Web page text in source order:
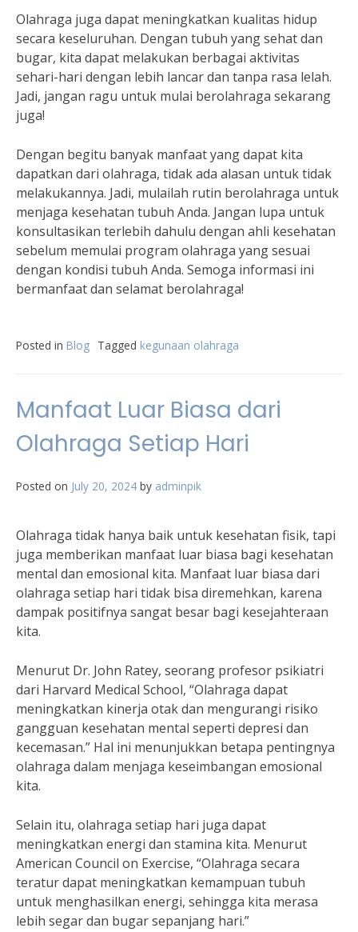
Olahraga juga dapat meningkatkan kualitas hidup
secara keseluruhan. Dengan tubuh yang sehat dan
bugar, kita dapat melakukan berbagai aktivitas
sehari-hari dengan lebih lancar dan tanpa rasa lelah.
Jadi, jangan ragu untuk mulai berolahraga sekarang
juga!
Dengan begitu banyak manfaat yang dapat kita
dapatkan dari olahraga, tidak ada alasan untuk tidak
melakukannya. Jadi, mulailah rutin berolahraga untuk
menjaga kesehatan tubuh Anda. Jangan lupa untuk
konsultasikan terlebih dahulu dengan ahli kesehatan
sebelum memulai program olahraga yang sesuai
dengan kondisi tubuh Anda. Semoga informasi ini
bermanfaat dan selamat berolahraga!
Posted in Blog Tagged kegunaan olahraga
Manfaat Luar Biasa dari
Olahraga Setiap Hari
Posted on July 20, 2024 by adminpik
Olahraga tidak hanya baik untuk kesehatan fisik, tapi
juga memberikan manfaat luar biasa bagi kesehatan
mental dan emosional kita. Manfaat luar biasa dari
olahraga setiap hari tidak bisa diremehkan, karena
dampak positifnya sangat besar bagi kesejahteraan
kita.
Menurut Dr. John Ratey, seorang profesor psikiatri
dari Harvard Medical School, “Olahraga dapat
meningkatkan kinerja otak dan mengurangi risiko
gangguan kesehatan mental seperti depresi dan
kecemasan.” Hal ini menunjukkan betapa pentingnya
olahraga dalam menjaga keseimbangan emosional
kita.
Selain itu, olahraga setiap hari juga dapat
meningkatkan energi dan stamina kita. Menurut
American Council on Exercise, “Olahraga secara
teratur dapat meningkatkan kemampuan tubuh
untuk menghasilkan energi, sehingga kita merasa
lebih segar dan bugar sepanjang hari.”